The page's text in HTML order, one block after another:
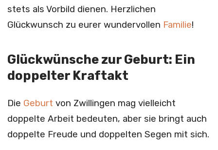
stets als Vorbild dienen. Herzlichen
Glückwunsch zu eurer wundervollen Familie!
Glückwünsche zur Geburt: Ein
doppelter Kraftakt
Die Geburt von Zwillingen mag vielleicht
doppelte Arbeit bedeuten, aber sie bringt auch
doppelte Freude und doppelten Segen mit sich.